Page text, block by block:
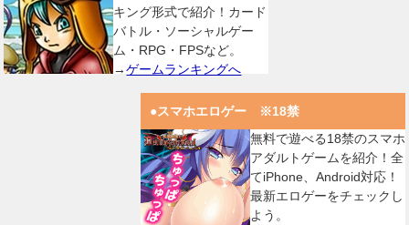
キング形式で紹介！カード
バトル・ソーシャルゲー
ム・RPG・FPSなど。
→ゲームランキングへ
●スマホエロゲー ※18禁
無料で遊べる18禁のスマホ
アダルトゲームを紹介！全
てiPhone、Android対応！
最新エロゲーをチェックし
よう。